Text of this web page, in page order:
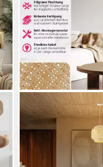
TECTAKE
Deckenleuchten
Boho-Stil mit
39 cm,
Korboptik, inkl.